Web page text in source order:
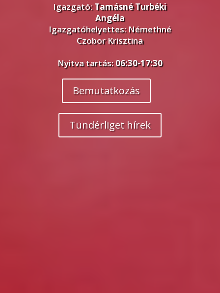
Igazgató:Tamásné Turbéki
Angéla
Igazgatóhelyettes: Némethné
Czobor Krisztina
Nyitva tartás:06:30-17:30
Bemutatkozás
Tündérliget hírek